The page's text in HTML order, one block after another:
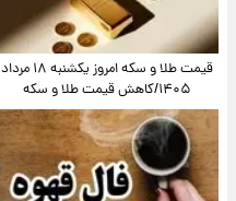
قیمت طلا و سکه امروز یکشنبه ۱۸ مرداد
۱۴۰۵/کاهش قیمت طلا و سکه